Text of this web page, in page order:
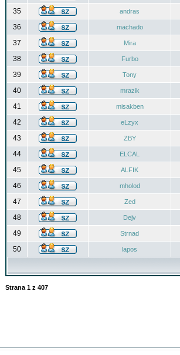
35
andras
36
machado
37
Mira
38
Furbo
39
Tony
40
mrazik
41
misakben
42
eLzyx
43
ZBY
44
ELCAL
45
ALFIK
46
mholod
47
Zed
48
Dejv
49
Strnad
50
lapos
Strana 1 z 407